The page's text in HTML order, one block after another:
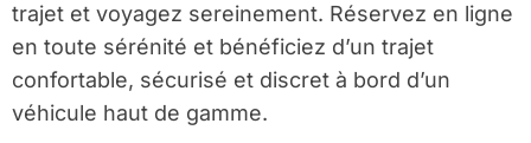
trajet et voyagez sereinement. Réservez en ligne
en toute sérénité et bénéficiez d’un trajet
confortable, sécurisé et discret à bord d’un
véhicule haut de gamme.